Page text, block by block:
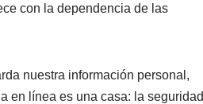
con la dependencia de las
nuestra información personal,
en línea es una casa: la seguridad